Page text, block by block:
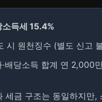
소득세 15.4%
시 원천징수 (별도 신고
·배당소득 합계 연 2,000
세금 구조는 동일하지만,